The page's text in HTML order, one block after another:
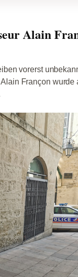
Alain
vorerst
Françon